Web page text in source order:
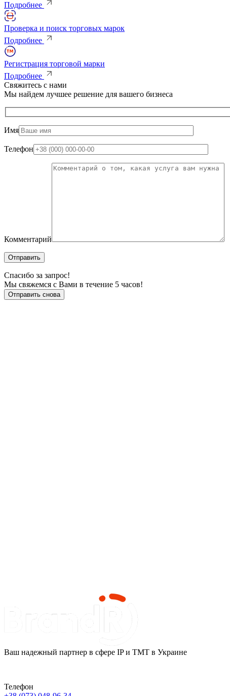
Подробнее
Проверка и поиск торговых марок
Подробнее
Регистрация торговой марки
Подробнее
Свяжитесь с нами
Мы найдем лучшее решение для вашего бизнеса
Имя
Телефон
Комментарий
Отправить
Спасибо за запрос!
Мы свяжемся с Вами в течение 5 часов!
Отправить снова
Ваш надежный партнер в сфере IP и ТМТ в Украине
Телефон